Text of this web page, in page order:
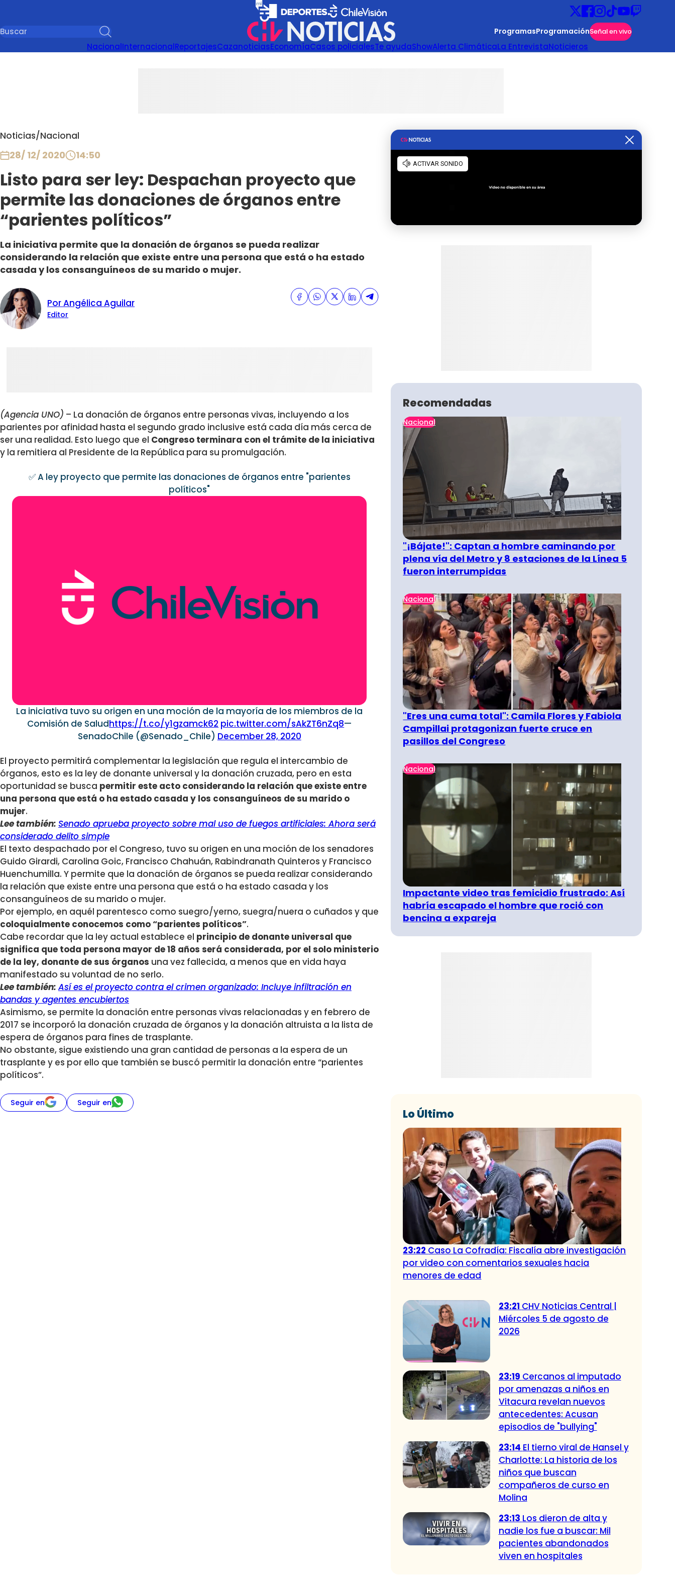
ProgramasProgramaciónSeñal en vivo
NacionalInternacionalReportajesCazanoticiasEconomíaCasos policialesTe ayudaShowAlerta ClimáticaLa EntrevistaNoticieros
Noticias/Nacional
28/ 12/ 2020 14:50
Listo para ser ley: Despachan proyecto que
permite las donaciones de órganos entre
“parientes políticos”
La iniciativa permite que la donación de órganos se pueda realizar
considerando la relación que existe entre una persona que está o ha estado
casada y los consanguíneos de su marido o mujer.
Por Angélica Aguilar
Editor
(Agencia UNO) – La donación de órganos entre personas vivas, incluyendo a los
parientes por afinidad hasta el segundo grado inclusive está cada día más cerca de
ser una realidad. Esto luego que el Congreso terminara con el trámite de la iniciativa
y la remitiera al Presidente de la República para su promulgación.
✅ A ley proyecto que permite las donaciones de órganos entre "parientes
políticos"
La iniciativa tuvo su origen en una moción de la mayoría de los miembros de la
Comisión de Saludhttps://t.co/y1gzamck62 pic.twitter.com/sAkZT6nZq8—
SenadoChile (@Senado_Chile) December 28, 2020
El proyecto permitirá complementar la legislación que regula el intercambio de
órganos, esto es la ley de donante universal y la donación cruzada, pero en esta
oportunidad se busca permitir este acto considerando la relación que existe entre
una persona que está o ha estado casada y los consanguíneos de su marido o
mujer.
Lee también: Senado aprueba proyecto sobre mal uso de fuegos artificiales: Ahora será
considerado delito simple
El texto despachado por el Congreso, tuvo su origen en una moción de los senadores
Guido Girardi, Carolina Goic, Francisco Chahuán, Rabindranath Quinteros y Francisco
Huenchumilla. Y permite que la donación de órganos se pueda realizar considerando
la relación que existe entre una persona que está o ha estado casada y los
consanguíneos de su marido o mujer.
Por ejemplo, en aquél parentesco como suegro/yerno, suegra/nuera o cuñados y que
coloquialmente conocemos como “parientes políticos”.
Cabe recordar que la ley actual establece el principio de donante universal que
significa que toda persona mayor de 18 años será considerada, por el solo ministerio
de la ley, donante de sus órganos una vez fallecida, a menos que en vida haya
manifestado su voluntad de no serlo.
Lee también: Así es el proyecto contra el crimen organizado: Incluye infiltración en
bandas y agentes encubiertos
Asimismo, se permite la donación entre personas vivas relacionadas y en febrero de
2017 se incorporó la donación cruzada de órganos y la donación altruista a la lista de
espera de órganos para fines de trasplante.
No obstante, sigue existiendo una gran cantidad de personas a la espera de un
trasplante y es por ello que también se buscó permitir la donación entre “parientes
políticos”.
Seguir en Seguir en
Recomendadas
Nacional
"¡Bájate!": Captan a hombre caminando por
plena vía del Metro y 8 estaciones de la Línea 5
fueron interrumpidas
Nacional
"Eres una cuma total": Camila Flores y Fabiola
Campillai protagonizan fuerte cruce en
pasillos del Congreso
Nacional
Impactante video tras femicidio frustrado: Así
habría escapado el hombre que roció con
bencina a expareja
Lo Último
23:22 Caso La Cofradía: Fiscalía abre investigación
por video con comentarios sexuales hacia
menores de edad
23:21 CHV Noticias Central |
Miércoles 5 de agosto de
2026
23:19 Cercanos al imputado
por amenazas a niños en
Vitacura revelan nuevos
antecedentes: Acusan
episodios de "bullying"
23:14 El tierno viral de Hansel y
Charlotte: La historia de los
niños que buscan
compañeros de curso en
Molina
23:13 Los dieron de alta y
nadie los fue a buscar: Mil
pacientes abandonados
viven en hospitales